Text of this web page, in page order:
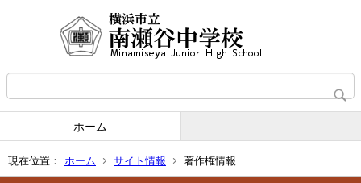
ホーム
現在位置： ホーム サイト情報 著作権情報